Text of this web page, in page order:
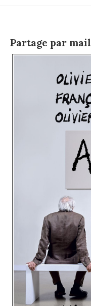
Partage par mail